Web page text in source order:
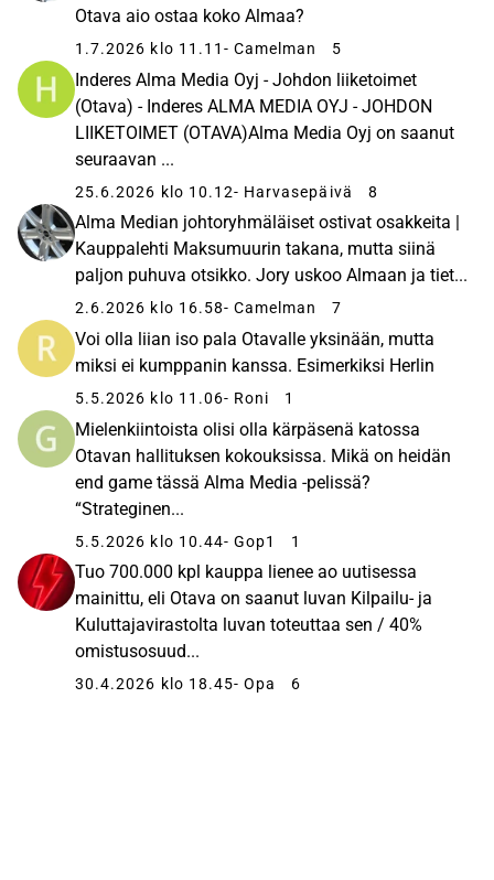
Otava aio ostaa koko Almaa?
1.7.2026 klo 11.11 - Camelman 5
Inderes Alma Media Oyj - Johdon liiketoimet
(Otava) - Inderes ALMA MEDIA OYJ - JOHDON
LIIKETOIMET (OTAVA)Alma Media Oyj on saanut
seuraavan ...
25.6.2026 klo 10.12- Harvasepäivä 8
Alma Median johtoryhmäläiset ostivat osakkeita |
Kauppalehti Maksumuurin takana, mutta siinä
paljon puhuva otsikko. Jory uskoo Almaan ja tiet...
2.6.2026 klo 16.58- Camelman 7
Voi olla liian iso pala Otavalle yksinään, mutta
miksi ei kumppanin kanssa. Esimerkiksi Herlin
5.5.2026 klo 11.06- Roni 1
Mielenkiintoista olisi olla kärpäsenä katossa
Otavan hallituksen kokouksissa. Mikä on heidän
end game tässä Alma Media -pelissä?
“Strateginen...
5.5.2026 klo 10.44- Gop1 1
Tuo 700.000 kpl kauppa lienee ao uutisessa
mainittu, eli Otava on saanut luvan Kilpailu- ja
Kuluttajavirastolta luvan toteuttaa sen / 40%
omistusosuud...
30.4.2026 klo 18.45- Opa 6